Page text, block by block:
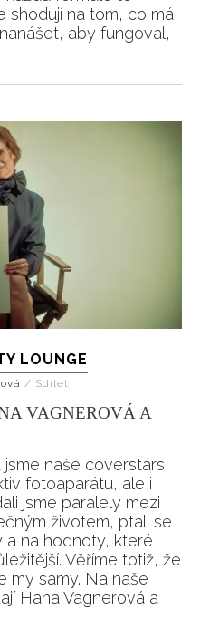
shodují na tom, co má
aby fungoval,
LOUNGE
/ Sdílet
VAGNEROVÁ A
naše coverstars
fotoaparátu, ale i
jsme paralely mezi
životem, ptali se
a na hodnoty, které
Věříme totiž, že
my samy. Na naše
Hana Vagnerová a